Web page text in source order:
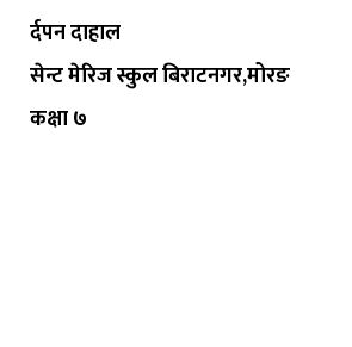
र्दपन दाहाल
सेन्ट मेरिज स्कुल बिराटनगर,मोरङ
कक्षा ७